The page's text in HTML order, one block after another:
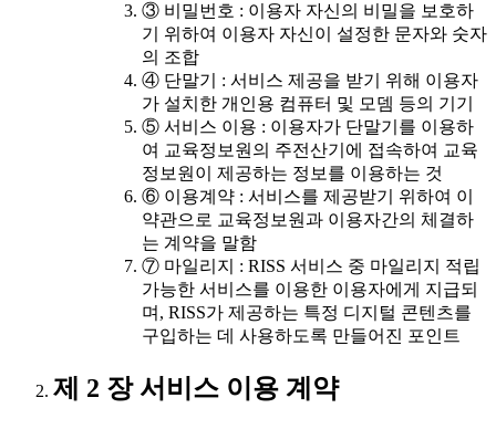
③ 비밀번호 : 이용자 자신의 비밀을 보호하
기 위하여 이용자 자신이 설정한 문자와 숫자
의 조합
④ 단말기 : 서비스 제공을 받기 위해 이용자
가 설치한 개인용 컴퓨터 및 모뎀 등의 기기
⑤ 서비스 이용 : 이용자가 단말기를 이용하
여 교육정보원의 주전산기에 접속하여 교육
정보원이 제공하는 정보를 이용하는 것
⑥ 이용계약 : 서비스를 제공받기 위하여 이
약관으로 교육정보원과 이용자간의 체결하
는 계약을 말함
⑦ 마일리지 : RISS 서비스 중 마일리지 적립
가능한 서비스를 이용한 이용자에게 지급되
며, RISS가 제공하는 특정 디지털 콘텐츠를
구입하는 데 사용하도록 만들어진 포인트
제 2 장 서비스 이용 계약